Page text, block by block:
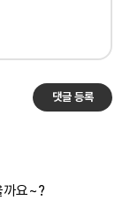
댓글 등록
까요~?